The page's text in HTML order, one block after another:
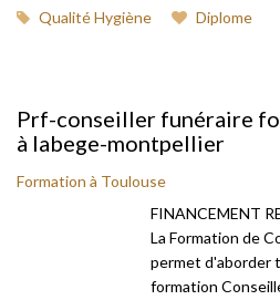
Qualité Hygiène Diplome
Prf-conseiller funéraire
à labege-montpellier
Formation à Toulouse
FINANCEMENT
La Formation de
permet d'aborder
formation